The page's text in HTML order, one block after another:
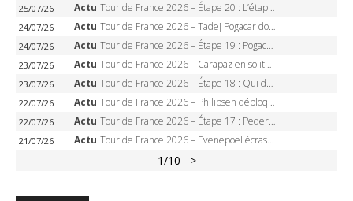
25/07/26 Actu Tour de France 2026 – Étape 20 : L’étape reine, Galibier, Sarenne, Alpe d’Huez, qui succédera à Pogacar ?
24/07/26 Actu Tour de France 2026 – Tadej Pogacar dompte l’Alpe d’Huez, 5e victoire, record de Pantani pulvérisé
24/07/26 Actu Tour de France 2026 – Étape 19 : Pogacar peut-il enfin dompter l’Alpe d’Huez ?
23/07/26 Actu Tour de France 2026 – Carapaz en solitaire à Orcières-Merlette, Paret-Peintre à un point du maillot à pois
23/07/26 Actu Tour de France 2026 – Étape 18 : Qui domptera Orcières-Merlette, première marche vers l’Alpe d’Huez ?
22/07/26 Actu Tour de France 2026 – Philipsen débloque son compteur à Voiron, Pedersen en danger pour le maillot vert
22/07/26 Actu Tour de France 2026 – Étape 17 : Pedersen peut-il verrouiller le maillot vert à Voiron ?
21/07/26 Actu Tour de France 2026 – Evenepoel écrase le chrono d’Évian, Seixas 4e, Lipowitz abandonne
1/10 >